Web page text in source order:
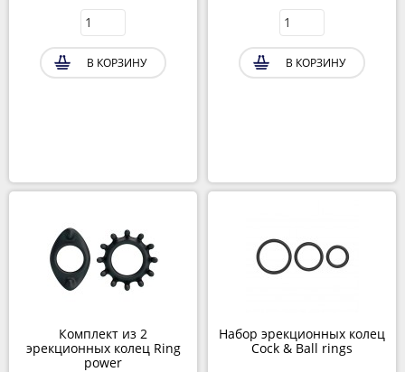
В КОРЗИНУ В КОРЗИНУ
Комплект из 2
эрекционных колец Ring
power
Набор эрекционных колец
Cock & Ball rings